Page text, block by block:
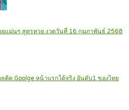
ยแม่นๆ สูตรหวย งวดวันที่ 16 กุมภาพันธ์ 2568
ติด Goolge หน้าแรกได้จริง อันดับ1 ของไทย